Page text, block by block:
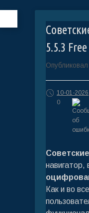
5.5.3 Free
Опубликовал
10-01-
0
навигатор,
Как и во